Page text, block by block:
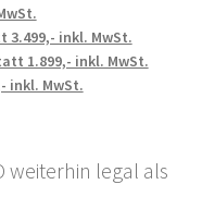
3.499,- inkl. MwSt.
1.899,- inkl. MwSt.
inkl. MwSt.
weiterhin legal als